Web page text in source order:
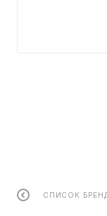
СПИСОК